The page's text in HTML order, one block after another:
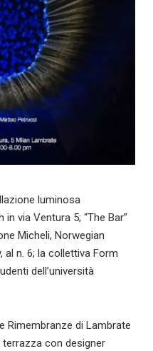
luminosa
via Ventura 5; “The Bar”
Micheli, Norwegian
al n. 6; la collettiva Form
dell’università
Rimembranze di Lambrate
con designer